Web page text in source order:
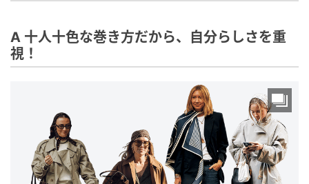
A 十人十色な巻き方だから、自分らしさを重
視！